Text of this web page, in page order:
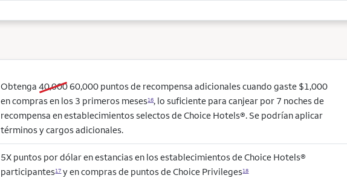
Obtenga40,000old bonus
60,000new bonus
puntos de recompensa adicionales cuando gaste $1,000
en compras en los 3 primeros meses16, lo suficiente para canjear por 7 noches de
recompensa en establecimientos selectos de Choice Hotels®. Se podrían aplicar
términos y cargos adicionales.
5X puntos por dólar en estancias en los establecimientos de Choice Hotels®
participantes17y en compras de puntos de Choice Privileges18